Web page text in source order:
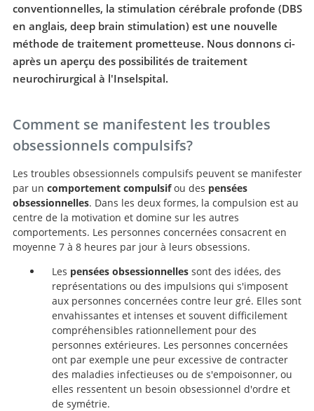
conventionnelles, la stimulation cérébrale profonde (DBS
en anglais, deep brain stimulation) est une nouvelle
méthode de traitement prometteuse. Nous donnons ci-
après un aperçu des possibilités de traitement
neurochirurgical à l'Inselspital.
Comment se manifestent les troubles
obsessionnels compulsifs?
Les troubles obsessionnels compulsifs peuvent se manifester
par un comportement compulsifou des pensées
obsessionnelles. Dans les deux formes, la compulsion est au
centre de la motivation et domine sur les autres
comportements. Les personnes concernées consacrent en
moyenne 7 à 8 heures par jour à leurs obsessions.
Les pensées obsessionnellessont des idées, des
représentations ou des impulsions qui s'imposent
aux personnes concernées contre leur gré. Elles sont
envahissantes et intenses et souvent difficilement
compréhensibles rationnellement pour des
personnes extérieures. Les personnes concernées
ont par exemple une peur excessive de contracter
des maladies infectieuses ou de s'empoisonner, ou
elles ressentent un besoin obsessionnel d'ordre et
de symétrie.